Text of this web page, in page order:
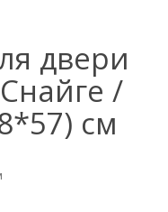
двери
/
см